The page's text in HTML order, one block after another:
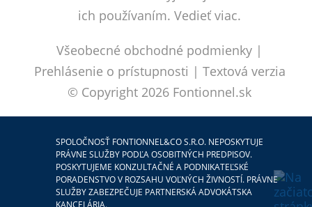
ich používaním. Vedieť viac.
Všeobecné obchodné podmienky |
Prehlásenie o prístupnosti | Textová verzia
© Copyright 2026 Fontionnel.sk
SPOLOČNOSŤ FONTIONNEL&CO S.R.O. NEPOSKYTUJE
PRÁVNE SLUŽBY PODĽA OSOBITNÝCH PREDPISOV.
POSKYTUJEME KONZULTAČNÉ A PODNIKATEĽSKÉ
PORADENSTVO V ROZSAHU VOĽNÝCH ŽIVNOSTÍ. PRÁVNE
SLUŽBY ZABEZPEČUJE PARTNERSKÁ ADVOKÁTSKA
KANCELÁRIA.